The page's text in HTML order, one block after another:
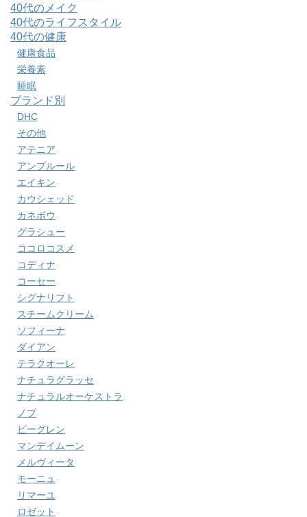
40代のメイク
40代のライフスタイル
40代の健康
健康食品
栄養素
睡眠
ブランド別
DHC
その他
アテニア
アンプルール
エイキン
カウシェッド
カネボウ
グラシュー
ココロコスメ
コディナ
コーセー
シグナリフト
スチームクリーム
ソフィーナ
ダイアン
テラクオーレ
ナチュラグラッセ
ナチュラルオーケストラ
ノブ
ビーグレン
マンデイムーン
メルヴィータ
モーニュ
リマーユ
ロゼット